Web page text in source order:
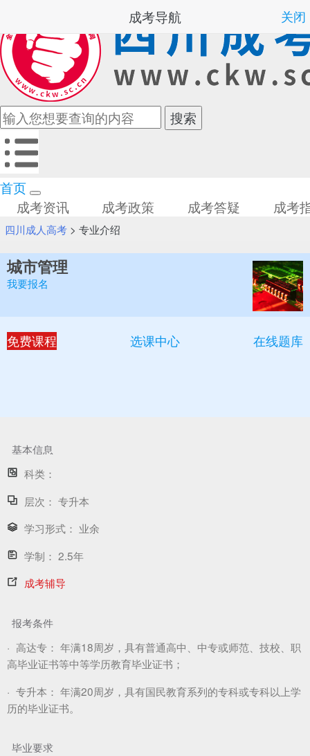
首页
成考资讯
成考政策 成考答疑 成考
四川成人高考> 专业介绍
城市管理
我要报名
免费课程 选课中心 在线题库
基本信息
科类：
层次： 专升本
学习形式： 业余
学制： 2.5年
成考辅导
报考条件
· 高达专： 年满18周岁，具有普通高中、中专或师范、技校、职
高毕业证书等中等学历教育毕业证书；
· 专升本： 年满20周岁，具有国民教育系列的专科或专科以上学
历的毕业证书。
毕业要求
成考导航 关闭